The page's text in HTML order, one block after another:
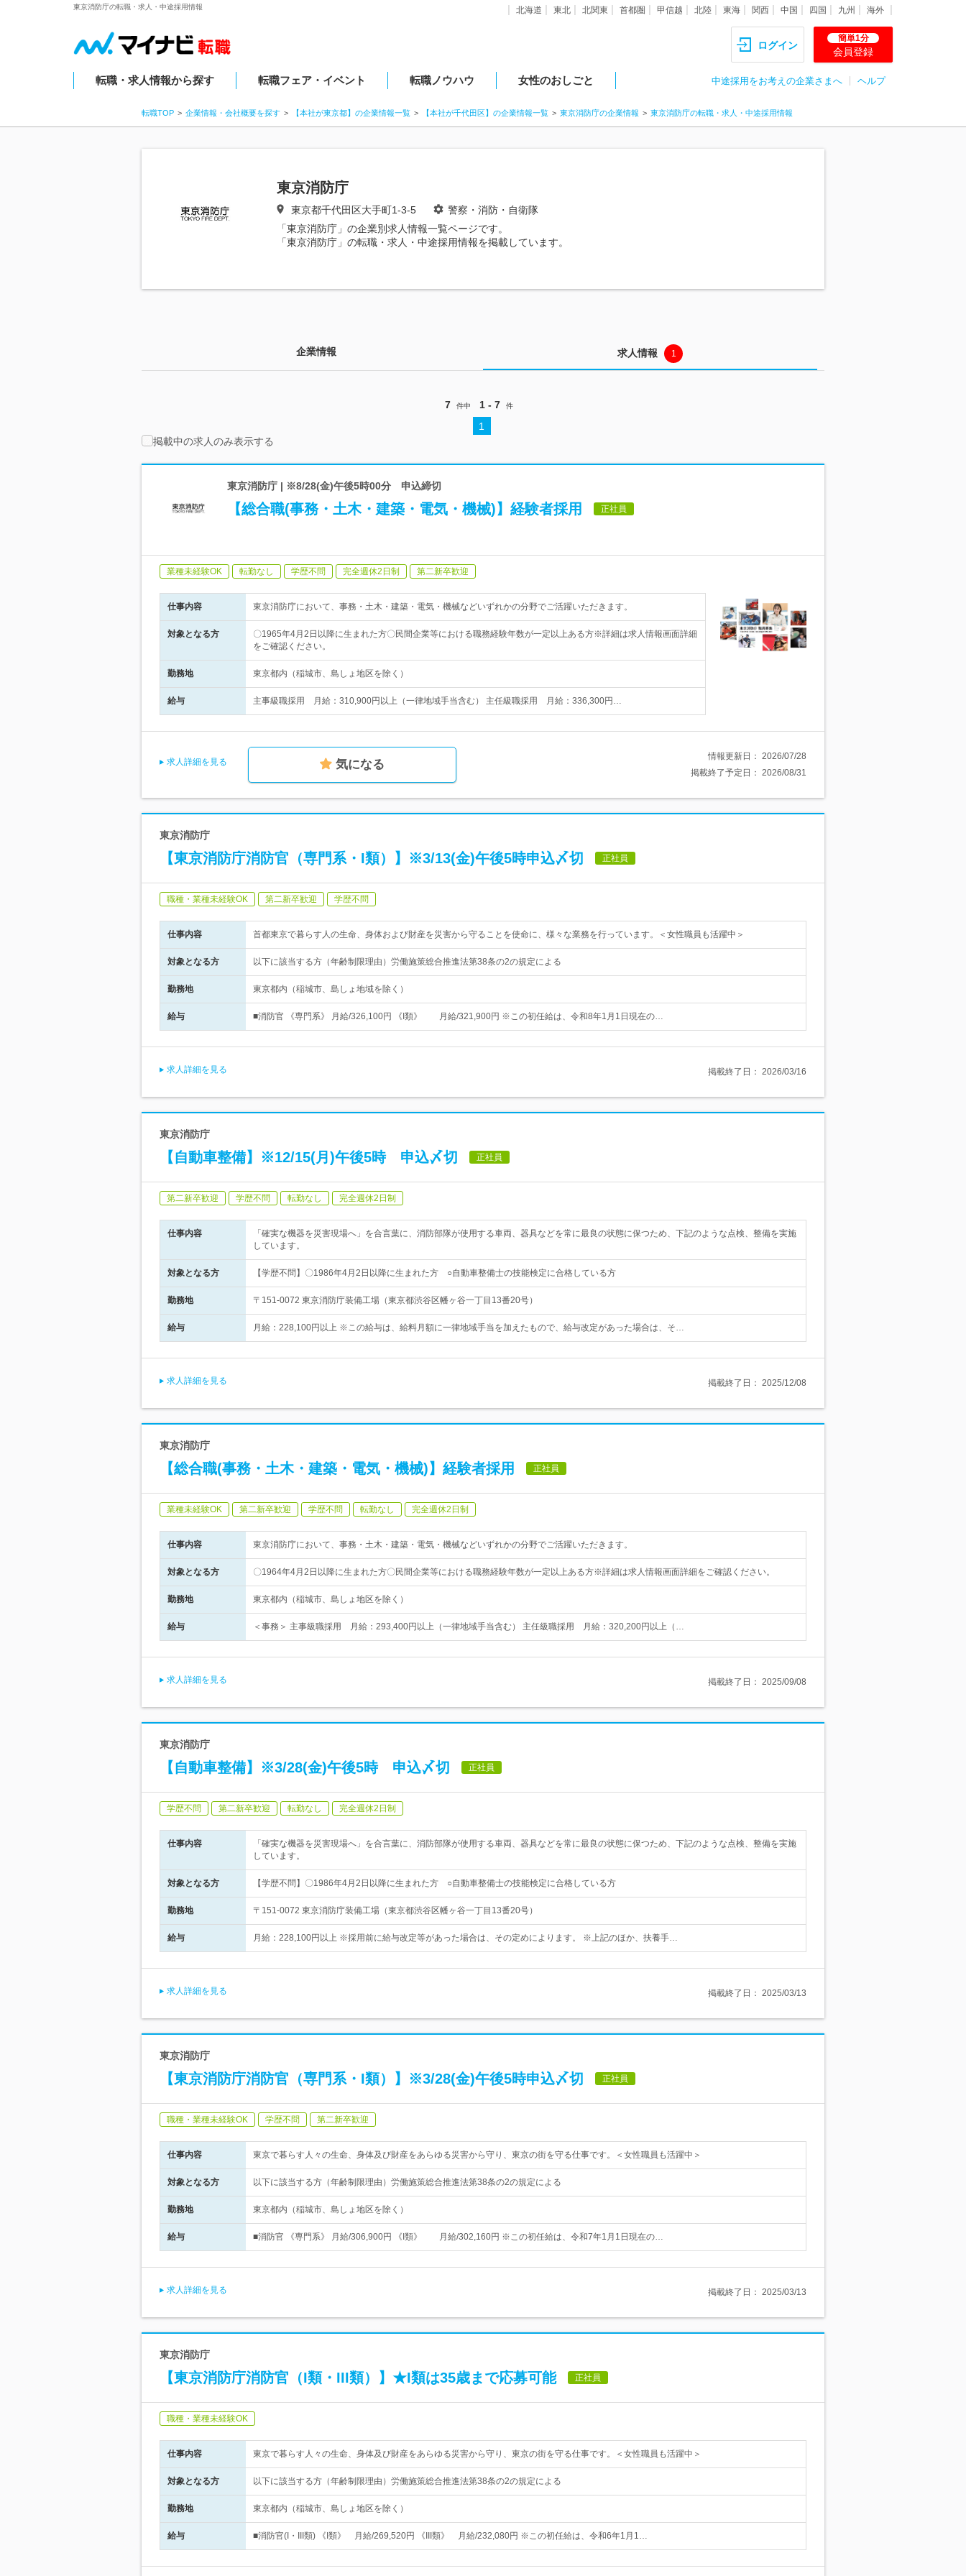
東京消防庁の転職・求人・中途採用情報 北海道 東北 北関東 首都圏 甲信越 北陸 東海 関西 中国 四国 九州 海外
ログイン
簡単1分
会員登録
転職・求人情報から探す 転職フェア・イベント 転職ノウハウ 女性のおしごと 中途採用をお考えの企業さまへ ヘルプ
転職TOP 企業情報・会社概要を探す 【本社が東京都】の企業情報一覧 【本社が千代田区】の企業情報一覧 東京消防庁の企業情報 東京消防庁の転職・求人・中途採用情報
東京消防庁
東京都千代田区大手町1-3-5
警察・消防・自衛隊
「東京消防庁」の企業別求人情報一覧ページです。
「東京消防庁」の転職・求人・中途採用情報を掲載しています。
企業情報 求人情報 1
7 件中 1 - 7 件
1
掲載中の求人のみ表示する
東京消防庁 | ※8/28(金)午後5時00分 申込締切
【総合職(事務・土木・建築・電気・機械)】経験者採用 正社員
業種未経験OK 転勤なし 学歴不問 完全週休2日制 第二新卒歓迎
仕事内容 東京消防庁において、事務・土木・建築・電気・機械などいずれかの分野でご活躍いただきます。
対象となる方
〇1965年4月2日以降に生まれた方〇民間企業等における職務経験年数が一定以上ある方※詳細は求人情報画面詳細
をご確認ください。
勤務地 東京都内（稲城市、島しょ地区を除く）
給与 主事級職採用 月給：310,900円以上（一律地域手当含む） 主任級職採用 月給：336,300円…
求人詳細を見る 気になる
情報更新日： 2026/07/28
掲載終了予定日： 2026/08/31
東京消防庁
【東京消防庁消防官（専門系・I類）】※3/13(金)午後5時申込〆切 正社員
職種・業種未経験OK 第二新卒歓迎 学歴不問
仕事内容 首都東京で暮らす人の生命、身体および財産を災害から守ることを使命に、様々な業務を行っています。＜女性職員も活躍中＞
対象となる方 以下に該当する方（年齢制限理由）労働施策総合推進法第38条の2の規定による
勤務地 東京都内（稲城市、島しょ地域を除く）
給与 ■消防官 《専門系》 月給/326,100円 《I類》 月給/321,900円 ※この初任給は、令和8年1月1日現在の…
求人詳細を見る 掲載終了日： 2026/03/16
東京消防庁
【自動車整備】※12/15(月)午後5時 申込〆切 正社員
第二新卒歓迎 学歴不問 転勤なし 完全週休2日制
仕事内容
「確実な機器を災害現場へ」を合言葉に、消防部隊が使用する車両、器具などを常に最良の状態に保つため、下記のような点検、整備を実施
しています。
対象となる方 【学歴不問】〇1986年4月2日以降に生まれた方 ○自動車整備士の技能検定に合格している方
勤務地 〒151-0072 東京消防庁装備工場（東京都渋谷区幡ヶ谷一丁目13番20号）
給与 月給：228,100円以上 ※この給与は、給料月額に一律地域手当を加えたもので、給与改定があった場合は、そ…
求人詳細を見る 掲載終了日： 2025/12/08
東京消防庁
【総合職(事務・土木・建築・電気・機械)】経験者採用 正社員
業種未経験OK 第二新卒歓迎 学歴不問 転勤なし 完全週休2日制
仕事内容 東京消防庁において、事務・土木・建築・電気・機械などいずれかの分野でご活躍いただきます。
対象となる方 〇1964年4月2日以降に生まれた方〇民間企業等における職務経験年数が一定以上ある方※詳細は求人情報画面詳細をご確認ください。
勤務地 東京都内（稲城市、島しょ地区を除く）
給与 ＜事務＞ 主事級職採用 月給：293,400円以上（一律地域手当含む） 主任級職採用 月給：320,200円以上（…
求人詳細を見る 掲載終了日： 2025/09/08
東京消防庁
【自動車整備】※3/28(金)午後5時 申込〆切 正社員
学歴不問 第二新卒歓迎 転勤なし 完全週休2日制
仕事内容
「確実な機器を災害現場へ」を合言葉に、消防部隊が使用する車両、器具などを常に最良の状態に保つため、下記のような点検、整備を実施
しています。
対象となる方 【学歴不問】〇1986年4月2日以降に生まれた方 ○自動車整備士の技能検定に合格している方
勤務地 〒151-0072 東京消防庁装備工場（東京都渋谷区幡ヶ谷一丁目13番20号）
給与 月給：228,100円以上 ※採用前に給与改定等があった場合は、その定めによります。 ※上記のほか、扶養手…
求人詳細を見る 掲載終了日： 2025/03/13
東京消防庁
【東京消防庁消防官（専門系・I類）】※3/28(金)午後5時申込〆切 正社員
職種・業種未経験OK 学歴不問 第二新卒歓迎
仕事内容 東京で暮らす人々の生命、身体及び財産をあらゆる災害から守り、東京の街を守る仕事です。＜女性職員も活躍中＞
対象となる方 以下に該当する方（年齢制限理由）労働施策総合推進法第38条の2の規定による
勤務地 東京都内（稲城市、島しょ地区を除く）
給与 ■消防官 《専門系》 月給/306,900円 《I類》 月給/302,160円 ※この初任給は、令和7年1月1日現在の…
求人詳細を見る 掲載終了日： 2025/03/13
東京消防庁
【東京消防庁消防官（I類・III類）】★I類は35歳まで応募可能 正社員
職種・業種未経験OK
仕事内容 東京で暮らす人々の生命、身体及び財産をあらゆる災害から守り、東京の街を守る仕事です。＜女性職員も活躍中＞
対象となる方 以下に該当する方（年齢制限理由）労働施策総合推進法第38条の2の規定による
勤務地 東京都内（稲城市、島しょ地区を除く）
給与 ■消防官(I・III類) 《I類》 月給/269,520円 《III類》 月給/232,080円 ※この初任給は、令和6年1月1…